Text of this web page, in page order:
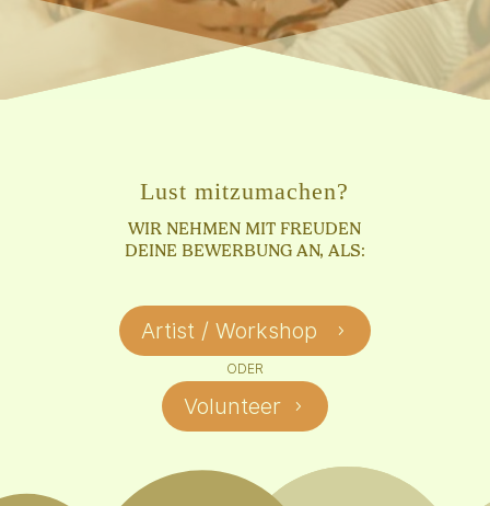
Lust mitzumachen?
WIR NEHMEN MIT FREUDEN
DEINE BEWERBUNG AN, ALS:
Artist / Workshop 5
ODER
Volunteer 5